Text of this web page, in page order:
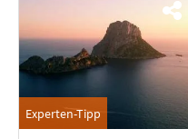
Experten-Tipp